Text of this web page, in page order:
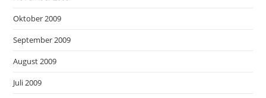
Oktober 2009
September 2009
August 2009
Juli 2009